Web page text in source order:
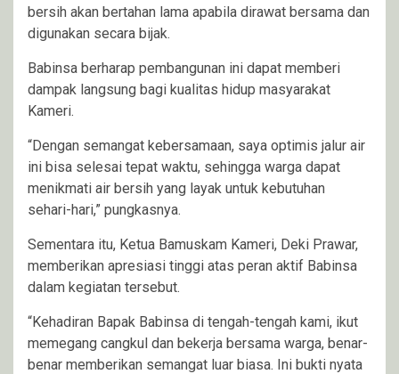
bersih akan bertahan lama apabila dirawat bersama dan
digunakan secara bijak.
Babinsa berharap pembangunan ini dapat memberi
dampak langsung bagi kualitas hidup masyarakat
Kameri.
“Dengan semangat kebersamaan, saya optimis jalur air
ini bisa selesai tepat waktu, sehingga warga dapat
menikmati air bersih yang layak untuk kebutuhan
sehari-hari,” pungkasnya.
Sementara itu, Ketua Bamuskam Kameri, Deki Prawar,
memberikan apresiasi tinggi atas peran aktif Babinsa
dalam kegiatan tersebut.
“Kehadiran Bapak Babinsa di tengah-tengah kami, ikut
memegang cangkul dan bekerja bersama warga, benar-
benar memberikan semangat luar biasa. Ini bukti nyata